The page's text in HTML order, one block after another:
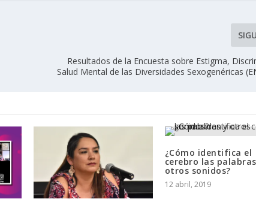
Resultados de la Encuesta sobre Estigma,
Salud Mental de las Diversidades Sexogenéricas
¿Cómo identifica el
cerebro las
otros sonidos?
12 abril, 2019